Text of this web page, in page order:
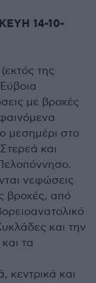
14-10-
της
με βροχές
μεσημέρι στο
και
νεφώσεις
βροχές, από
και την
τα
κεντρικά και